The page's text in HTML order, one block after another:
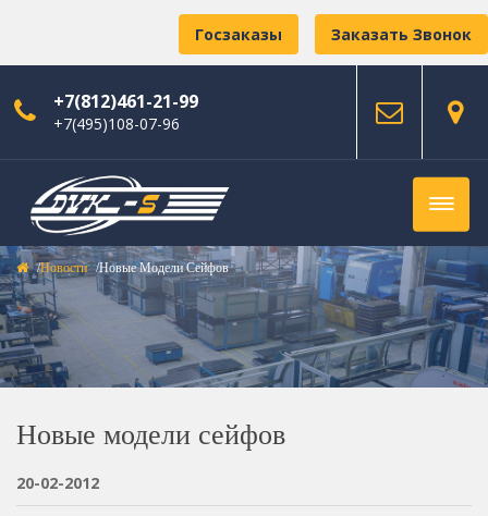
Заказать Звонок
Госзаказы
+7(812)461-21-99
+7(495)108-07-96
Новости Новые Модели Сейфов
Новые модели сейфов
20-02-2012